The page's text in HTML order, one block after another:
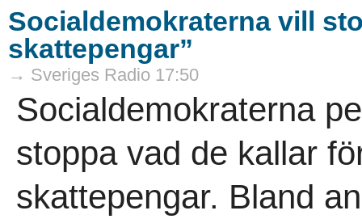
Socialdemokraterna vill
skattepengar”
→ Sveriges Radio 17:50
Socialdemokraterna
stoppa vad de kallar
skattepengar. Bland